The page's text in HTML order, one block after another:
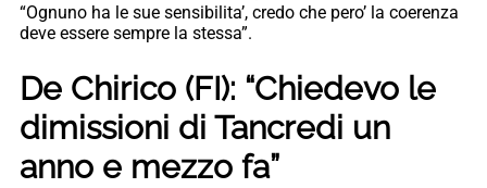
“Ognuno ha le sue sensibilita’, credo che pero’ la coerenza
deve essere sempre la stessa”.
De Chirico (FI): “Chiedevo le
dimissioni di Tancredi un
anno e mezzo fa”